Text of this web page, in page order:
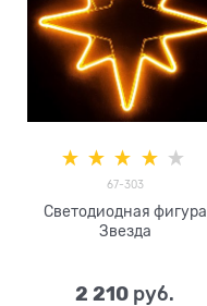
67-303
Светодиодная фигура
Звезда
2 210 руб.